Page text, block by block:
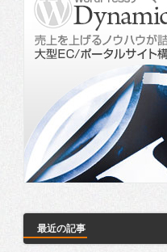
最近の記事